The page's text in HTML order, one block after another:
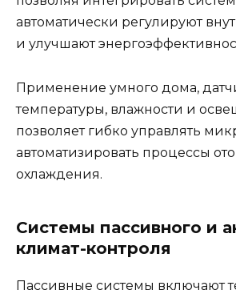
автоматически регулируют
и улучшают
Применение умного дома,
температуры, влажности и
позволяет гибко управлять
автоматизировать процессы
охлаждения.
Системы пассивного и
климат-контроля
Пассивные системы включают